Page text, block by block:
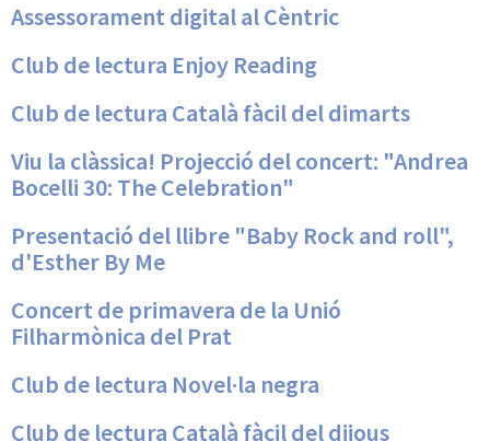
Assessorament digital al Cèntric
Club de lectura Enjoy Reading
Club de lectura Català fàcil del dimarts
Viu la clàssica! Projecció del concert: "Andrea
Bocelli 30: The Celebration"
Presentació del llibre "Baby Rock and roll",
d'Esther By Me
Concert de primavera de la Unió
Filharmònica del Prat
Club de lectura Novel·la negra
Club de lectura Català fàcil del dijous